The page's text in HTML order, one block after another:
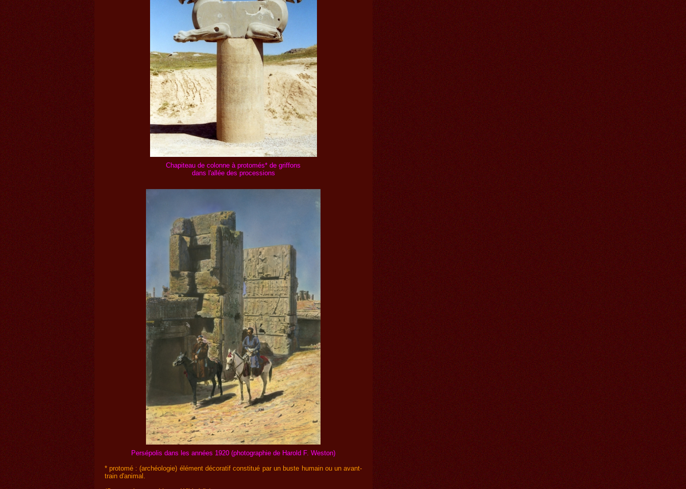
Chapiteau de colonne à protomés* de griffons
dans l'allée des processions
Persépolis dans les années 1920 (photographie de Harold F. Weston)
* protomé : (archéologie) élément décoratif constitué par un buste humain ou un avant-
train d'animal.